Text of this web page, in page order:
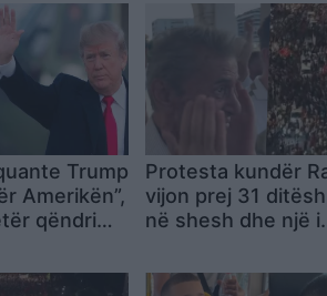
Trump
Amerikën”,
qëndrim
Protesta kundër
vijon prej 31
në shesh dhe një i
lot teksa i